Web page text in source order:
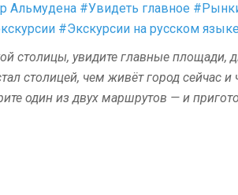
Альмудена #Увидеть главное
#Экскурсии на русском языке
увидите главные площади,
чем живёт город сейчас и
один из двух маршрутов — и